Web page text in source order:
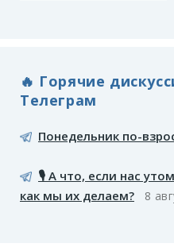
🔥 Горячие
Телеграм
Понедельник по-
🎙️ А что, если нас
как мы их делаем?
8